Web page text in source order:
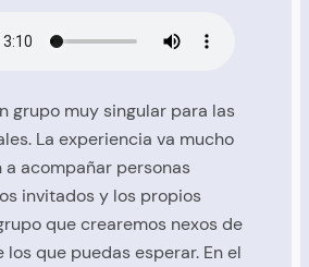
grupo muy singular para las
La experiencia va mucho
a acompañar personas
invitados y los propios
que crearemos nexos de
los que puedas esperar. En el